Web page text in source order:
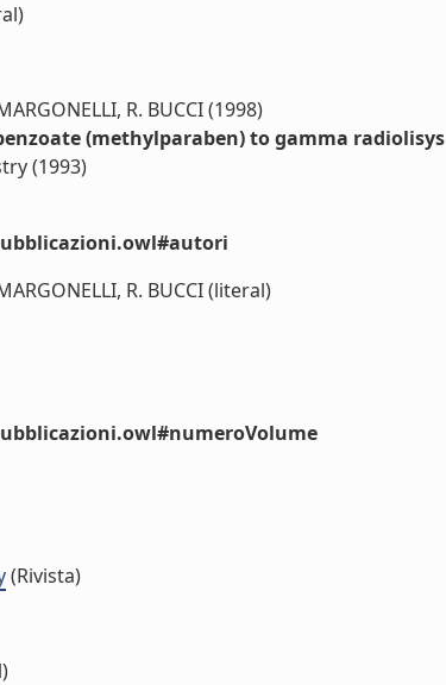
R. BUCCI (1998)
(methylparaben) to gamma radiolisys
(1993)
R. BUCCI (literal)
(Rivista)